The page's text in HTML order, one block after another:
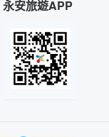
永安旅遊APP